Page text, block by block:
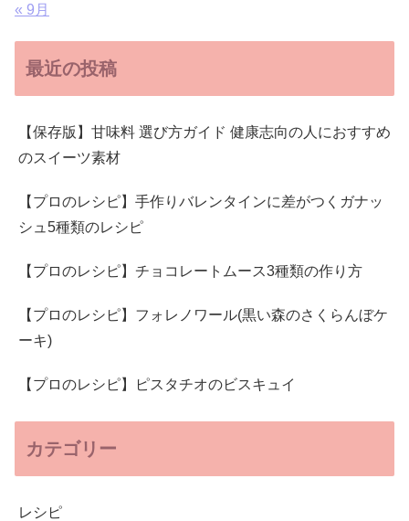
« 9月
最近の投稿
【保存版】甘味料 選び方ガイド 健康志向の人におすすめ
のスイーツ素材
【プロのレシピ】手作りバレンタインに差がつくガナッ
シュ5種類のレシピ
【プロのレシピ】チョコレートムース3種類の作り方
【プロのレシピ】フォレノワール(黒い森のさくらんぼケ
ーキ)
【プロのレシピ】ピスタチオのビスキュイ
カテゴリー
レシピ